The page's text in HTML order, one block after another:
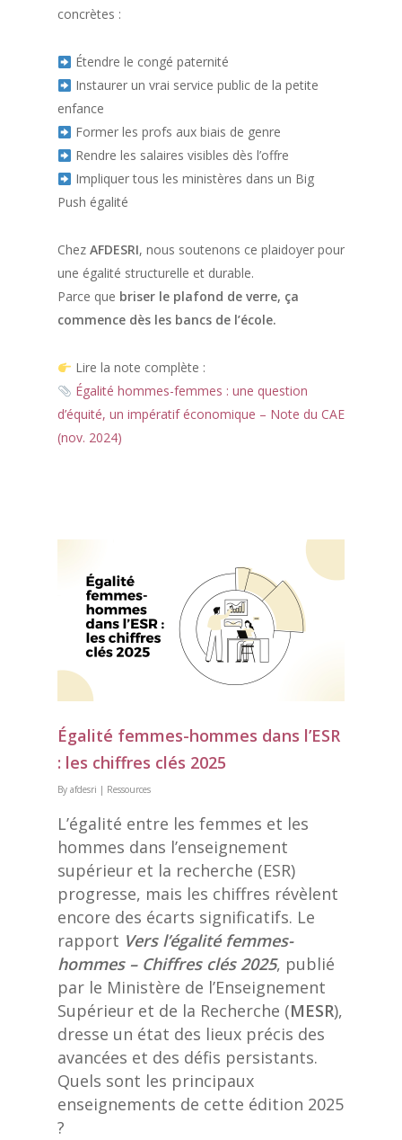
concrètes :
Étendre le congé paternité
Instaurer un vrai service public de la petite
enfance
Former les profs aux biais de genre
Rendre les salaires visibles dès l’offre
Impliquer tous les ministères dans un Big
Push égalité
Chez AFDESRI, nous soutenons ce plaidoyer pour
une égalité structurelle et durable.
Parce que briser le plafond de verre, ça
commence dès les bancs de l’école.
Lire la note complète :
Égalité hommes-femmes : une question
d’équité, un impératif économique – Note du CAE
(nov. 2024)
Égalité femmes-hommes dans l’ESR
: les chiffres clés 2025
By afdesri | Ressources
L’égalité entre les femmes et les
hommes dans l’enseignement
supérieur et la recherche (ESR)
progresse, mais les chiffres révèlent
encore des écarts significatifs. Le
rapport Vers l’égalité femmes-
hommes – Chiffres clés 2025, publié
par le Ministère de l’Enseignement
Supérieur et de la Recherche (MESR),
dresse un état des lieux précis des
avancées et des défis persistants.
Quels sont les principaux
enseignements de cette édition 2025
?